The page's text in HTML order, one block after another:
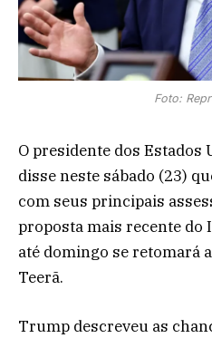
Foto:
O presidente dos Estados
disse neste sábado (23)
com seus principais
proposta mais recente do
até domingo se retomará
Teerã.
Trump descreveu as